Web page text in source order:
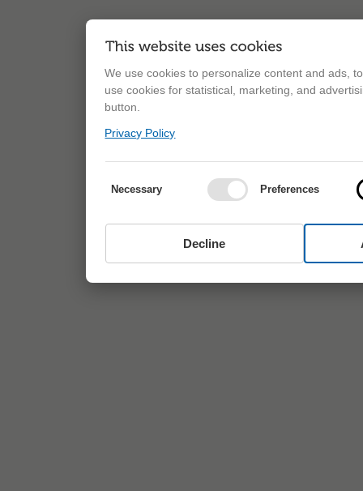
We use cookies to personalize content and ads,
use cookies for statistical, marketing, and
button.
Privacy Policy
Necessary Preferences
Decline